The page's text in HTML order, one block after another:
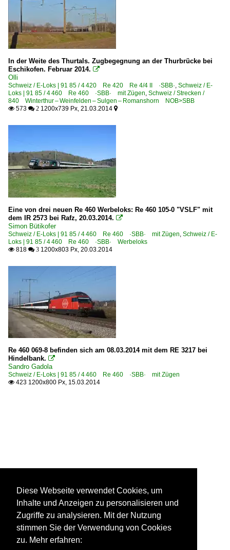
In der Weite des Thurtals. Zugbegegnung an der Thurbrücke bei
Eschikofen. Februar 2014. 
Olli
Schweiz / E-Loks | 91 85 / 4 420 Re 420 Re 4/4 II ·SBB· Schweiz / E-
Loks | 91 85 / 4 460 Re 460 ·SBB· mit Zügen Schweiz / Strecken /
840 Winterthur – Weinfelden – Sulgen – Romanshorn NOB>SBB
 573  2 1200x739 Px, 21.03.2014 
Eine von drei neuen Re 460 Werbeloks: Re 460 105-0 "VSLF" mit
dem IR 2573 bei Rafz, 20.03.2014. 
Simon Bütikofer
Schweiz / E-Loks | 91 85 / 4 460 Re 460 ·SBB· mit Zügen Schweiz / E-
Loks | 91 85 / 4 460 Re 460 ·SBB· Werbeloks
 818  3 1200x803 Px, 20.03.2014
Re 460 069-8 befinden sich am 08.03.2014 mit dem RE 3217 bei
Hindelbank. 
Sandro Gadola
Schweiz / E-Loks | 91 85 / 4 460 Re 460 ·SBB· mit Zügen
 423 1200x800 Px, 15.03.2014
Diese Webseite verwendet Cookies, um
Inhalte und Anzeigen zu personalisieren und
Zugriffe zu analysieren. Mit der Nutzung
stimmen Sie der Verwendung von Cookies
zu. Mehr erfahren: